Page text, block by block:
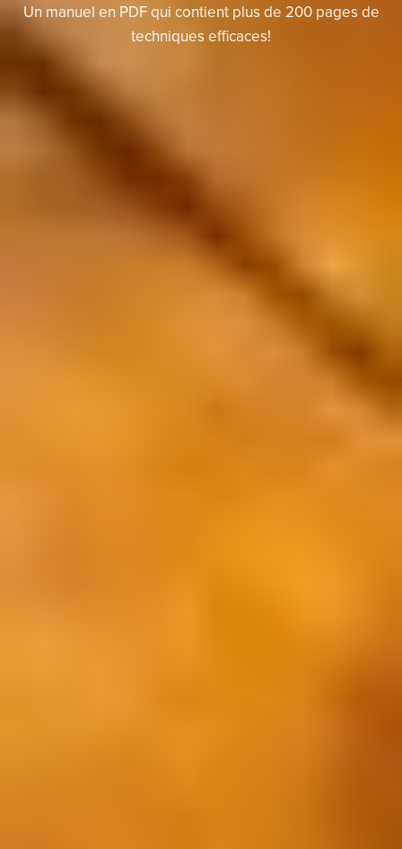
Un manuel en PDF qui contient plus de 200 pages de
techniques efficaces!